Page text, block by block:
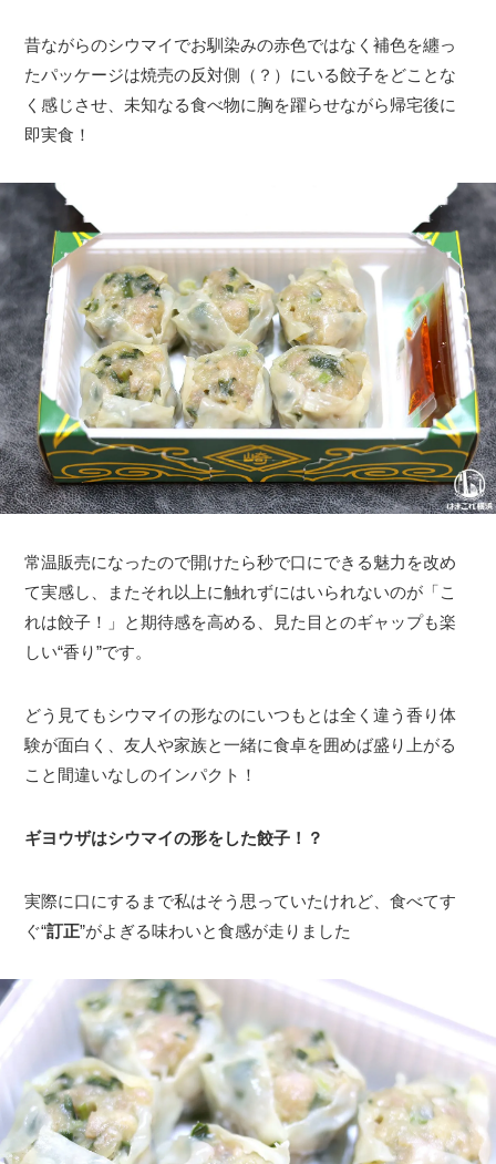
昔ながらのシウマイでお馴染みの赤色ではなく補色を纏っ
たパッケージは焼売の反対側（？）にいる餃子をどことな
く感じさせ、未知なる食べ物に胸を躍らせながら帰宅後に
即実食！
常温販売になったので開けたら秒で口にできる魅力を改め
て実感し、またそれ以上に触れずにはいられないのが「こ
れは餃子！」と期待感を高める、見た目とのギャップも楽
しい“香り”です。
どう見てもシウマイの形なのにいつもとは全く違う香り体
験が面白く、友人や家族と一緒に食卓を囲めば盛り上がる
こと間違いなしのインパクト！
ギヨウザはシウマイの形をした餃子！？
実際に口にするまで私はそう思っていたけれど、食べてす
ぐ“訂正”がよぎる味わいと食感が走りました